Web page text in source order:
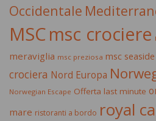
Occidentale
MSCmsc crociere
meraviglia msc preziosa msc seaside
crociera Nord Europa
Norwegian Escape Offerta last minute
mare ristoranti a bordo royal